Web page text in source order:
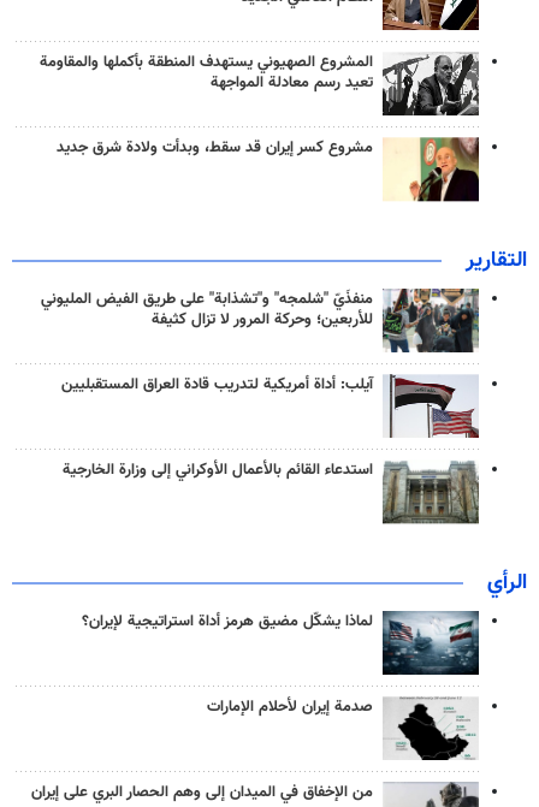
المشروع الصهيوني يستهدف المنطقة بأكملها والمقاومة
تعيد رسم معادلة المواجهة
مشروع كسر إيران قد سقط، وبدأت ولادة شرق جديد
التقارير
منفذَيّ "شلمجه" و"تشذابة" على طريق الفيض المليوني
للأربعين؛ وحركة المرور لا تزال كثيفة
آيلب: أداة أمريكية لتدريب قادة العراق المستقبليين
استدعاء القائم بالأعمال الأوكراني إلى وزارة الخارجية
الرأي
لماذا يشكّل مضيق هرمز أداة استراتيجية لإيران؟
صدمة إيران لأحلام الإمارات
من الإخفاق في الميدان إلى وهم الحصار البري على إيران